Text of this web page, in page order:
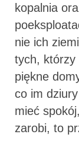
kopalnia
nie ich
tych, którzy
piękne
co im
mieć
zarobi, to